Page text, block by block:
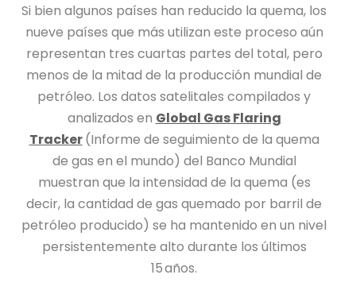
Si bien algunos países han reducido la quema, los
nueve países que más utilizan este proceso aún
representan tres cuartas partes del total, pero
menos de la mitad de la producción mundial de
petróleo. Los datos satelitales compilados y
analizados en Global Gas Flaring
Tracker(Informe de seguimiento de la quema
de gas en el mundo) del Banco Mundial
muestran que la intensidad de la quema (es
decir, la cantidad de gas quemado por barril de
petróleo producido) se ha mantenido en un nivel
persistentemente alto durante los últimos
15 años.